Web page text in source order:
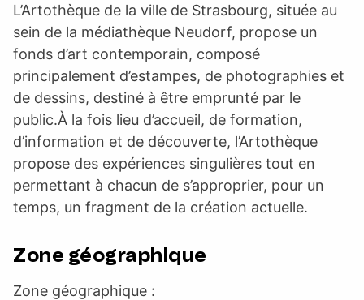
L’Artothèque de la ville de Strasbourg, située au
sein de la médiathèque Neudorf, propose un
fonds d’art contemporain, composé
principalement d’estampes, de photographies et
de dessins, destiné à être emprunté par le
public.À la fois lieu d’accueil, de formation,
d’information et de découverte, l’Artothèque
propose des expériences singulières tout en
permettant à chacun de s’approprier, pour un
temps, un fragment de la création actuelle.
Zone géographique
Zone géographique :